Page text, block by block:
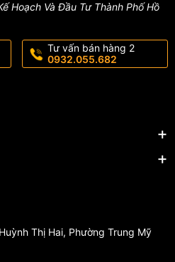
Hoạch Và Đầu Tư Thành Phố Hồ
Tư vấn bán hàng 2
0932.055.682
Thị Hai, Phường Trung Mỹ